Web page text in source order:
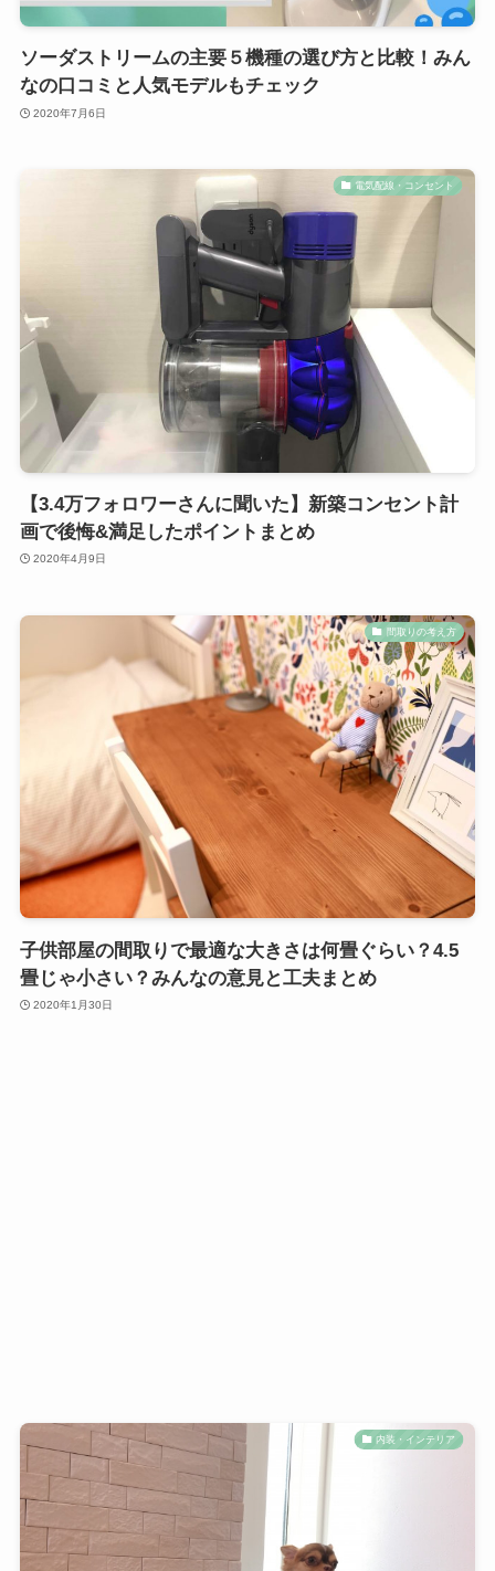
ソーダストリームの主要５機種の選び方と比較！みん
なの口コミと人気モデルもチェック
2020年7月6日
電気配線・コンセント
【3.4万フォロワーさんに聞いた】新築コンセント計
画で後悔&満足したポイントまとめ
2020年4月9日
間取りの考え方
子供部屋の間取りで最適な大きさは何畳ぐらい？4.5
畳じゃ小さい？みんなの意見と工夫まとめ
2020年1月30日
内装・インテリア